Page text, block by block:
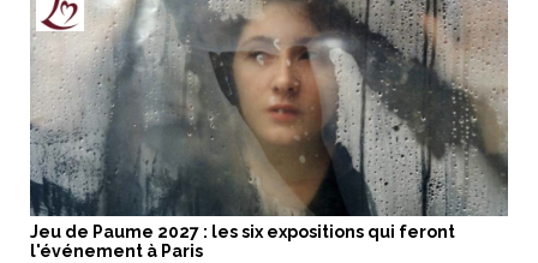
Jeu de Paume 2027 : les six expositions qui feront
l'événement à Paris